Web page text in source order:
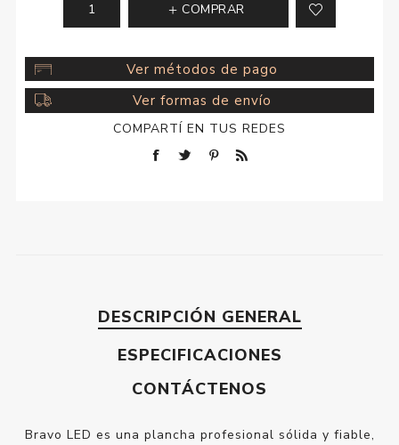
COMPRAR
Ver métodos de pago
Ver formas de envío
COMPARTÍ EN TUS REDES
DESCRIPCIÓN GENERAL
ESPECIFICACIONES
CONTÁCTENOS
Bravo LED es una plancha profesional sólida y fiable,